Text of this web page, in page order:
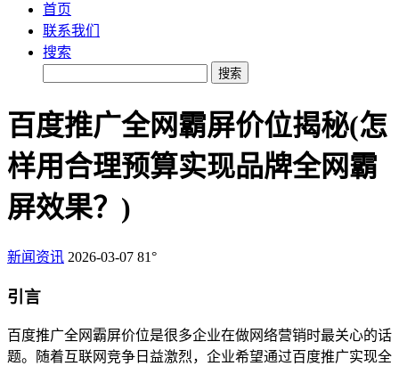
首页
联系我们
搜索
搜索
百度推广全网霸屏价位揭秘(怎
样用合理预算实现品牌全网霸
屏效果？)
新闻资讯 2026-03-07 81°
引言
百度推广全网霸屏价位是很多企业在做网络营销时最关心的话
题。随着互联网竞争日益激烈，企业希望通过百度推广实现全